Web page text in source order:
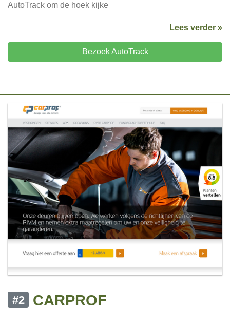
AutoTrack om de hoek kijke
Lees verder »
Bezoek AutoTrack
#2
CARPROF